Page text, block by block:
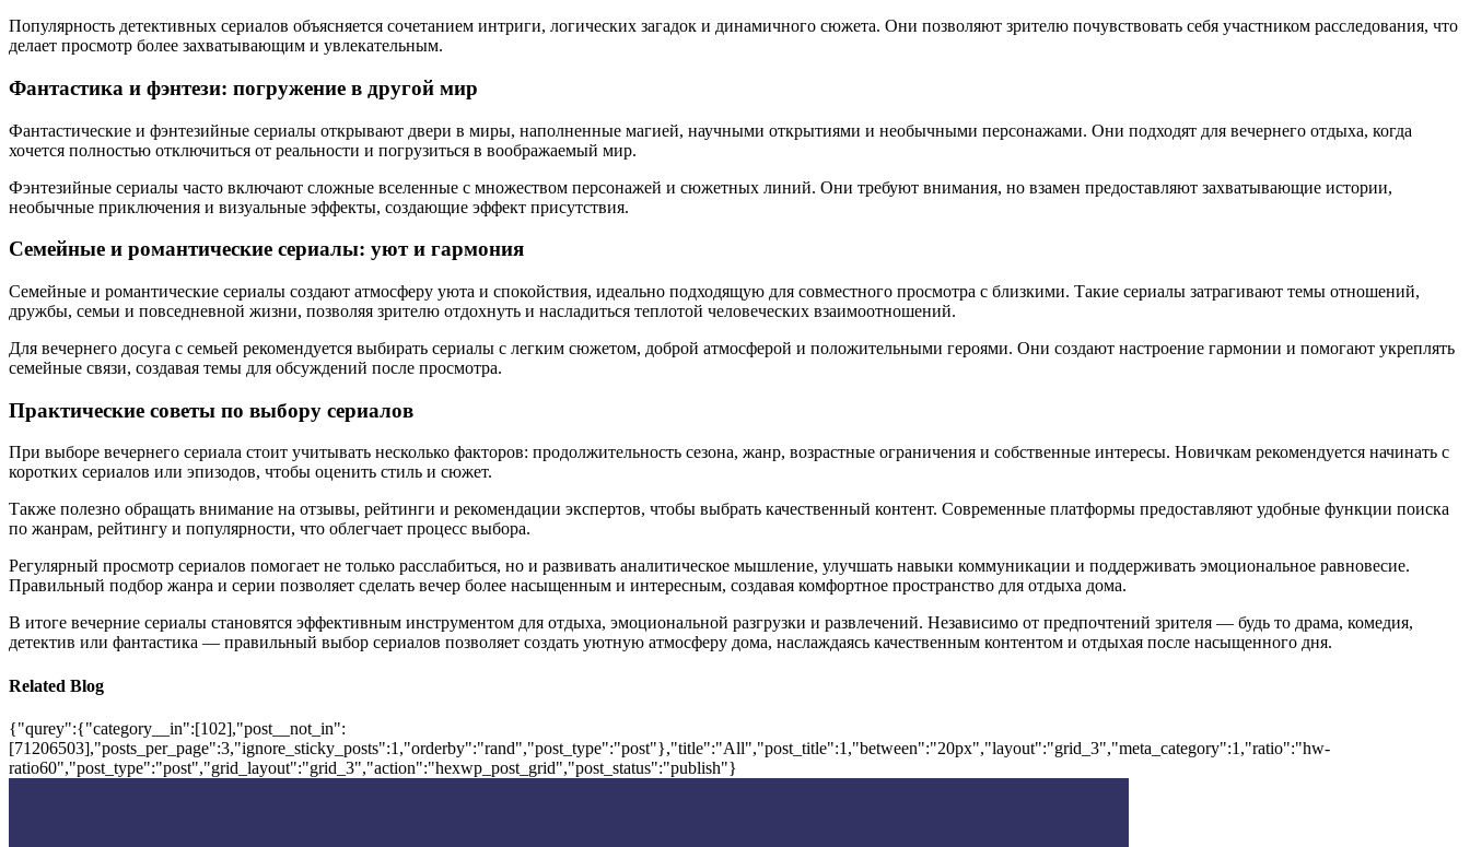
Популярность детективных сериалов объясняется сочетанием интриги, логических загадок и динамичного сюжета. Они позволяют зрителю почувствовать себя участником расследования, что
делает просмотр более захватывающим и увлекательным.
Фантастика и фэнтези: погружение в другой мир
Фантастические и фэнтезийные сериалы открывают двери в миры, наполненные магией, научными открытиями и необычными персонажами. Они подходят для вечернего отдыха, когда
хочется полностью отключиться от реальности и погрузиться в воображаемый мир.
Фэнтезийные сериалы часто включают сложные вселенные с множеством персонажей и сюжетных линий. Они требуют внимания, но взамен предоставляют захватывающие истории,
необычные приключения и визуальные эффекты, создающие эффект присутствия.
Семейные и романтические сериалы: уют и гармония
Семейные и романтические сериалы создают атмосферу уюта и спокойствия, идеально подходящую для совместного просмотра с близкими. Такие сериалы затрагивают темы отношений,
дружбы, семьи и повседневной жизни, позволяя зрителю отдохнуть и насладиться теплотой человеческих взаимоотношений.
Для вечернего досуга с семьей рекомендуется выбирать сериалы с легким сюжетом, доброй атмосферой и положительными героями. Они создают настроение гармонии и помогают укреплять
семейные связи, создавая темы для обсуждений после просмотра.
Практические советы по выбору сериалов
При выборе вечернего сериала стоит учитывать несколько факторов: продолжительность сезона, жанр, возрастные ограничения и собственные интересы. Новичкам рекомендуется начинать с
коротких сериалов или эпизодов, чтобы оценить стиль и сюжет.
Также полезно обращать внимание на отзывы, рейтинги и рекомендации экспертов, чтобы выбрать качественный контент. Современные платформы предоставляют удобные функции поиска
по жанрам, рейтингу и популярности, что облегчает процесс выбора.
Регулярный просмотр сериалов помогает не только расслабиться, но и развивать аналитическое мышление, улучшать навыки коммуникации и поддерживать эмоциональное равновесие.
Правильный подбор жанра и серии позволяет сделать вечер более насыщенным и интересным, создавая комфортное пространство для отдыха дома.
В итоге вечерние сериалы становятся эффективным инструментом для отдыха, эмоциональной разгрузки и развлечений. Независимо от предпочтений зрителя — будь то драма, комедия,
детектив или фантастика — правильный выбор сериалов позволяет создать уютную атмосферу дома, наслаждаясь качественным контентом и отдыхая после насыщенного дня.
Related Blog
{"qurey":{"category__in":[102],"post__not_in":
[71206503],"posts_per_page":3,"ignore_sticky_posts":1,"orderby":"rand","post_type":"post"},"title":"All","post_title":1,"between":"20px","layout":"grid_3","meta_category":1,"ratio":"hw-
ratio60","post_type":"post","grid_layout":"grid_3","action":"hexwp_post_grid","post_status":"publish"}